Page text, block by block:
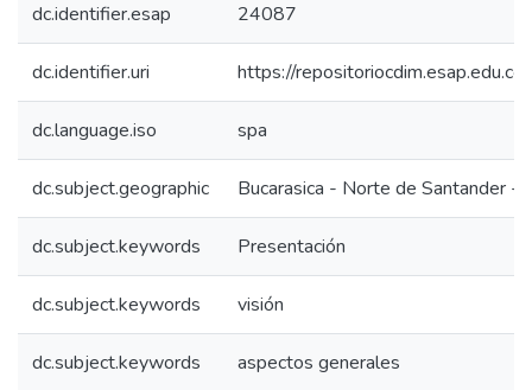
dc.identifier.esap 24087
dc.identifier.uri https://
dc.language.iso spa
dc.subject.geographic Bucarasica - Norte de Santander -
dc.subject.keywords Presentación
dc.subject.keywords visión
dc.subject.keywords aspectos generales